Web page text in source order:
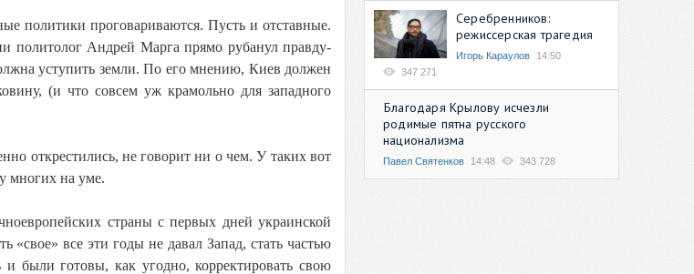
политики проговариваются. Пусть и отставные.
политолог Андрей Марга прямо рубанул правду-
уступить земли. По его мнению, Киев должен
(и что совсем уж крамольно для западного
открестились, не говорит ни о чем. У таких вот
многих на уме.
страны с первых дней украинской
«свое» все эти годы не давал Запад, стать частью
были готовы, как угодно, корректировать свою
Серебренников:
режиссерская трагедия
Игорь Караулов
14:50
347 271
Благодаря Крылову исчезли
родимые пятна русского
национализма
Павел Святенков 14:48 343 728